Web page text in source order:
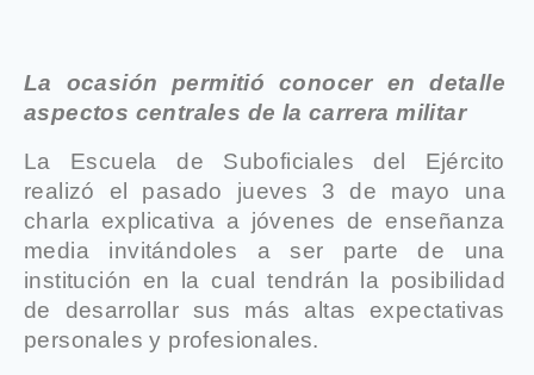
La ocasión permitió conocer en detalle
aspectos centrales de la carrera militar
La Escuela de Suboficiales del Ejército
realizó el pasado jueves 3 de mayo una
charla explicativa a jóvenes de enseñanza
media invitándoles a ser parte de una
institución en la cual tendrán la posibilidad
de desarrollar sus más altas expectativas
personales y profesionales.